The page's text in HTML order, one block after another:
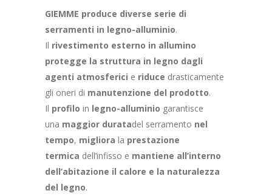
GIEMME produce diverse serie di
serramenti in legno-alluminio.
Il rivestimento esterno in allumino
protegge la struttura in legno dagli
agenti atmosferici e riduce drasticamente
gli oneri di manutenzione del prodotto.
Il profilo in legno-alluminio garantisce
una maggior duratadel serramento nel
tempo, migliora la prestazione
termica dell’infisso e mantiene all’interno
dell’abitazione il calore e la naturalezza
del legno.